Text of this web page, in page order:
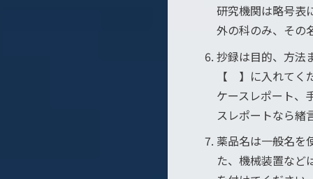
研究機関は略号表
外の科のみ、その
抄録は目的、方法
【 】に入れてく
ケースレポート、
スレポートなら緒
薬品名は一般名を
た、機械装置など